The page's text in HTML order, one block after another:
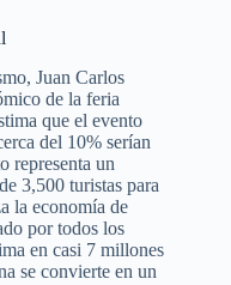
Juan Carlos
de la feria
que el evento
del 10% serían
representa un
3,500 turistas para
la economía de
por todos los
en casi 7 millones
se convierte en un